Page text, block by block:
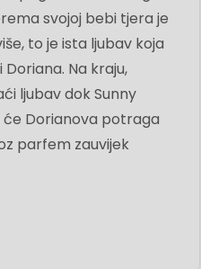
svojoj bebi tjera je
to je ista ljubav koja
Na kraju,
ljubav dok Sunny
Dorianova potraga
parfem zauvijek